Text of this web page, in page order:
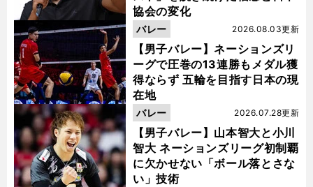
協会の変化
【男子バレー】ネーションズリ
ーグで圧巻の13連勝もメダル獲
得ならず 五輪を目指す日本の現
在地
2026.08.03更新
バレー
【男子バレー】山本智大と小川
智大 ネーションズリーグ初制覇
に欠かせない「ボール落とさな
い」技術
2026.07.28更新
バレー